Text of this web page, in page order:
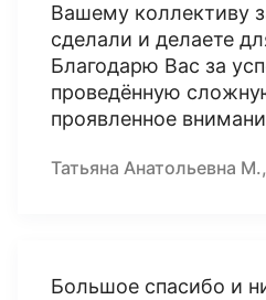
Вашему коллективу
сделали и делаете
Благодарю Вас за
проведённую
проявленное
Татьяна Анатольевна
Большое спасибо и